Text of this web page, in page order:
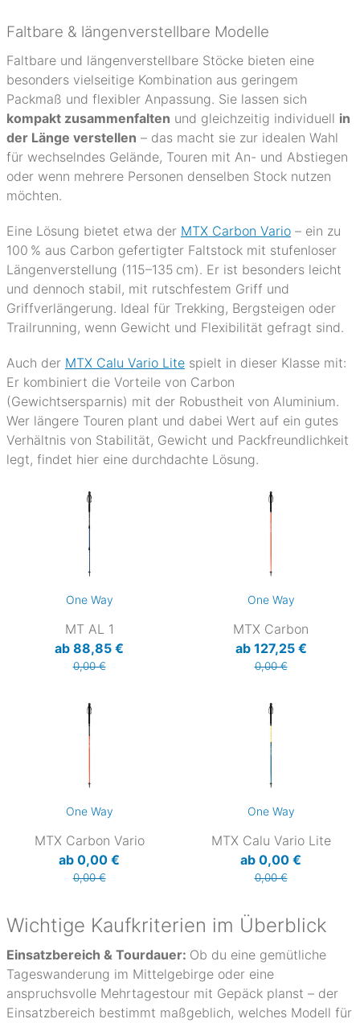
Faltbare & längenverstellbare Modelle
Faltbare und längenverstellbare Stöcke bieten eine
besonders vielseitige Kombination aus geringem
Packmaß und flexibler Anpassung. Sie lassen sich
kompakt zusammenfalten und gleichzeitig individuell in
der Länge verstellen – das macht sie zur idealen Wahl
für wechselndes Gelände, Touren mit An- und Abstiegen
oder wenn mehrere Personen denselben Stock nutzen
möchten.
Eine Lösung bietet etwa der MTX Carbon Vario – ein zu
100 % aus Carbon gefertigter Faltstock mit stufenloser
Längenverstellung (115–135 cm). Er ist besonders leicht
und dennoch stabil, mit rutschfestem Griff und
Griffverlängerung. Ideal für Trekking, Bergsteigen oder
Trailrunning, wenn Gewicht und Flexibilität gefragt sind.
Auch der MTX Calu Vario Lite spielt in dieser Klasse mit:
Er kombiniert die Vorteile von Carbon
(Gewichtsersparnis) mit der Robustheit von Aluminium.
Wer längere Touren plant und dabei Wert auf ein gutes
Verhältnis von Stabilität, Gewicht und Packfreundlichkeit
legt, findet hier eine durchdachte Lösung.
One Way
MT AL 1
ab 88,85 €
0,00 €
One Way
MTX Carbon
ab 127,25 €
0,00 €
One Way
MTX Carbon Vario
ab 0,00 €
0,00 €
One Way
MTX Calu Vario Lite
ab 0,00 €
0,00 €
Wichtige Kaufkriterien im Überblick
Einsatzbereich & Tourdauer: Ob du eine gemütliche
Tageswanderung im Mittelgebirge oder eine
anspruchsvolle Mehrtagestour mit Gepäck planst – der
Einsatzbereich bestimmt maßgeblich, welches Modell für